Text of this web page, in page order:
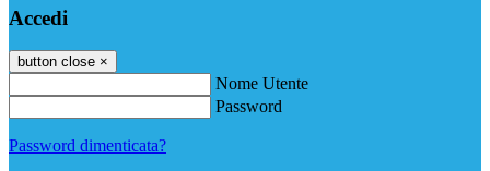
Accedi
button close ×
Nome Utente
Password
Password dimenticata?